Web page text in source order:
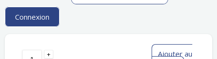
Connexion
+
Ajouter au